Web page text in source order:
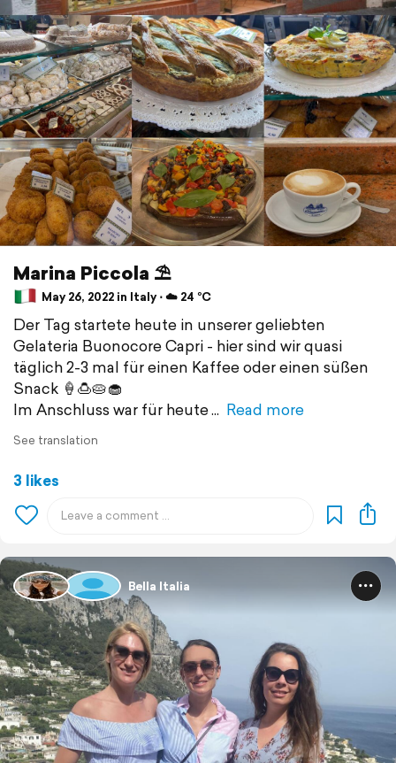
Marina Piccola ⛱
May 26, 2022 in Italy ⋅ ☁️ 24 °C
Der Tag startete heute in unserer geliebten
Gelateria Buonocore Capri - hier sind wir quasi
täglich 2-3 mal für einen Kaffee oder einen süßen
Snack 🍦🍮🥧🧁
Im Anschluss war für heute
Read more
See translation
3 likes
Bella Italia